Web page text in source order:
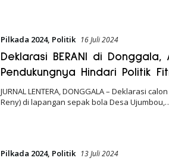
Pilkada 2024, Politik 16 Juli 2024
Deklarasi BERANI di
Pendukungnya Hindari Politik
JURNAL LENTERA, DONGGALA – Deklarasi
Reny) di lapangan sepak bola Desa
Pilkada 2024, Politik 13 Juli 2024